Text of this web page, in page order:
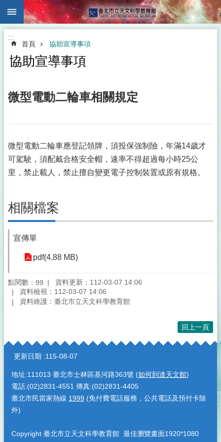
跳到主要內容區塊
:::
首頁 協助宣導事項
協助宣導事項
微型電動二輪車相關規定
微型電動二輪車應登記領牌，須投保強制險，年滿14歲才
可駕駛，須配戴合格安全帽，速率不得超過每小時25公
里，禁止載人，禁止擅自變更電子控制裝置或原有規格。
相關檔案
宣傳單
pdf(4.88 MB)
點閱數： 99
資料更新：112-03-07 14:06
資料檢視：112-03-07 14:06
資料維護：臺北市立天文科學教育館
回上一頁
:::
更新日期 115-08-07
地址:111013 臺北市士林區基河路363號 (如何到達天文館)
電話:(02)2831-4551 傳真:(02)2831-4405
臺北市民當家熱線 1999 (免付費電話服務，公共電話及預付卡除
外)
Copyright 臺北市立天文科學教育館 最佳瀏覽畫面1920*1080